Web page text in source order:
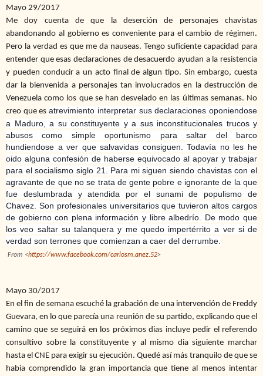
Mayo 29/2017
Me doy cuenta de que la deserción de personajes chavistas
abandonando al gobierno es conveniente para el cambio de régimen.
Pero la verdad es que me da nauseas. Tengo suficiente capacidad para
entender que esas declaraciones de desacuerdo ayudan a la resistencia
y pueden conducir a un acto final de algun tipo. Sin embargo, cuesta
dar la bienvenida a personajes tan involucrados en la destrucción de
Venezuela como los que se han desvelado en las últimas semanas. No
creo que esatrevimiento interpretar sus declaraciones oponiendose
a Maduro, a su constituyente y a sus inconstitucionales trucos y
abusos como simple oportunismo para saltar del barco
hundiendose a ver que salvavidas consiguen. Todavía no les he
oido alguna confesión de haberse equivocado al apoyar y trabajar
para el socialismo siglo 21. Para mi siguen siendo chavistas con el
agravante de que no se trata de gente pobre e ignorante de la que
fue deslumbrada y atendida por el sunami de populismo de
Chavez. Son profesionales universitarios que tuvieron altos cargos
de gobierno con plena información y libre albedrío. De modo que
los veo saltar su talanquera y me quedo impertérrito a ver si de
verdad son terrones que comienzan a caer del derrumbe.
From <https://www.facebook.com/carlosm.anez.52>
Mayo 30/2017
En el fin de semana escuché la grabación de una intervención de Freddy
Guevara, en lo que parecía una reunión de su partido, explicando que el
camino que se seguirá en los próximos dias incluye pedir el referendo
consultivo sobre la constituyente y al mismo dia siguiente marchar
hasta el CNE para exigir su ejecución. Quedé así más tranquilo de que se
habia comprendido la gran importancia que tiene al menos intentar